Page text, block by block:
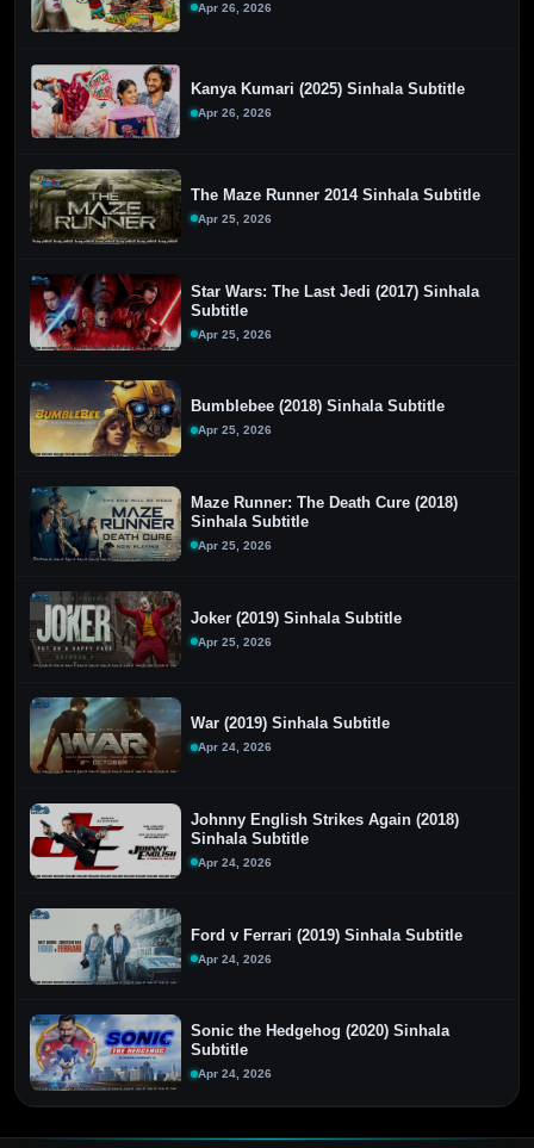
Apr 26, 2026
Kanya Kumari (2025) Sinhala Subtitle
Apr 26, 2026
The Maze Runner 2014 Sinhala Subtitle
Apr 25, 2026
Star Wars: The Last Jedi (2017) Sinhala
Subtitle
Apr 25, 2026
Bumblebee (2018) Sinhala Subtitle
Apr 25, 2026
Maze Runner: The Death Cure (2018)
Sinhala Subtitle
Apr 25, 2026
Joker (2019) Sinhala Subtitle
Apr 25, 2026
War (2019) Sinhala Subtitle
Apr 24, 2026
Johnny English Strikes Again (2018)
Sinhala Subtitle
Apr 24, 2026
Ford v Ferrari (2019) Sinhala Subtitle
Apr 24, 2026
Sonic the Hedgehog (2020) Sinhala
Subtitle
Apr 24, 2026